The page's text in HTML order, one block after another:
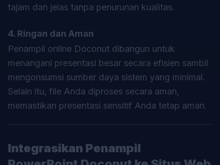
tajam dan jelas tanpa penurunan kualitas.
4. Ringan dan Aman
Penampil online Doconut dibangun untuk
menangani presentasi besar secara efisien sambil
mengonsumsi sumber daya sistem yang minimal.
Selain itu, file Anda diproses secara aman,
memastikan presentasi sensitif Anda tetap aman.
Integrasikan Penampil